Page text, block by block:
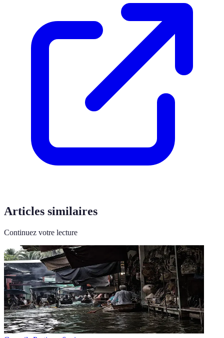
Articles similaires
Continuez votre lecture